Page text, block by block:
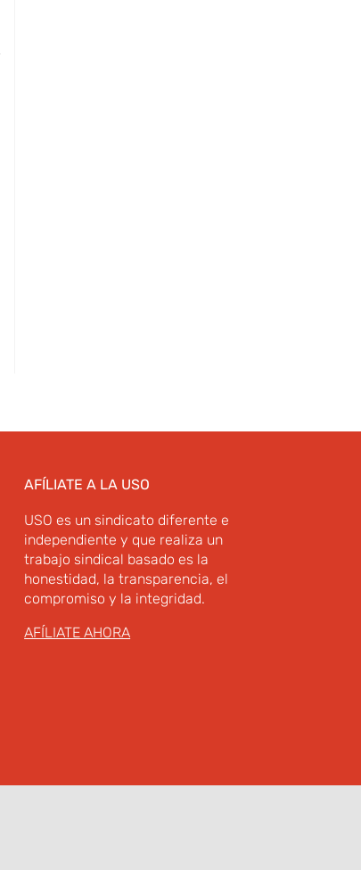
AFÍLIATE A LA USO
USO es un sindicato diferente e
independiente y que realiza un
trabajo sindical basado es la
honestidad, la transparencia, el
compromiso y la integridad.
AFÍLIATE AHORA